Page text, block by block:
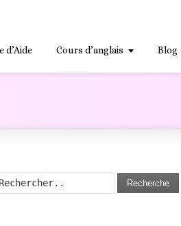
d’Aide Cours d’anglais Blog
Recherche